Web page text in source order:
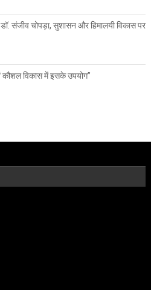
संजीव चोपड़ा, सुशासन और हिमालयी विकास पर
कौशल विकास में इसके उपयोग”